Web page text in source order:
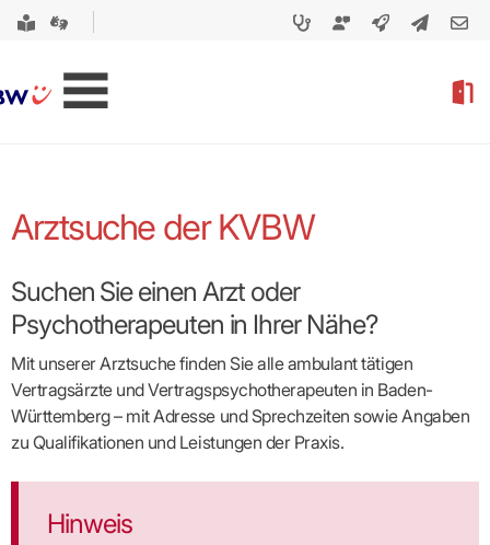
Arztsuche der KVBW
Suchen Sie einen Arzt oder
Psychotherapeuten in Ihrer Nähe?
Mit unserer Arztsuche finden Sie alle ambulant tätigen
Vertragsärzte und Vertragspsycho­therapeuten in Baden-
Württemberg – mit Adresse und Sprechzeiten sowie Angaben
zu Qualifikationen und Leistungen der Praxis.
Hinweis